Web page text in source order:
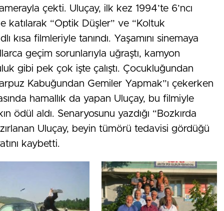
çekti. Uluçay, ilk kez 1994’te 6’ncı
katılarak “Optik Düşler” ve “Koltuk
kısa filmleriyle tanındı. Yaşamını sinemaya
geçim sorunlarıyla uğraştı, kamyon
gibi pek çok işte çalıştı. Çocukluğundan
Kabuğundan Gemiler Yapmak”ı çekerken
hamallık da yapan Uluçay, bu filmiyle
ödül aldı. Senaryosunu yazdığı “Bozkırda
Uluçay, beyin tümörü tedavisi gördüğü
kaybetti.